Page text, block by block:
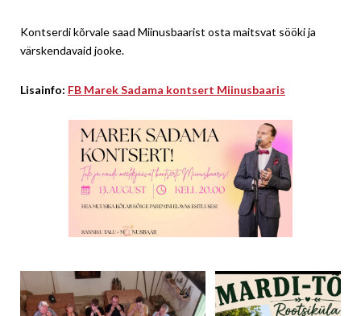
Kontserdi kõrvale saad Miinusbaarist osta maitsvat sööki ja
värskendavaid jooke.
Lisainfo: FB Marek Sadama kontsert Miinusbaaris